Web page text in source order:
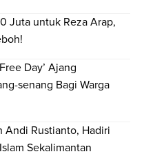
Juta untuk Reza Arap,
Day’ Ajang
senang Bagi Warga
Andi Rustianto, Hadiri
Sekalimantan